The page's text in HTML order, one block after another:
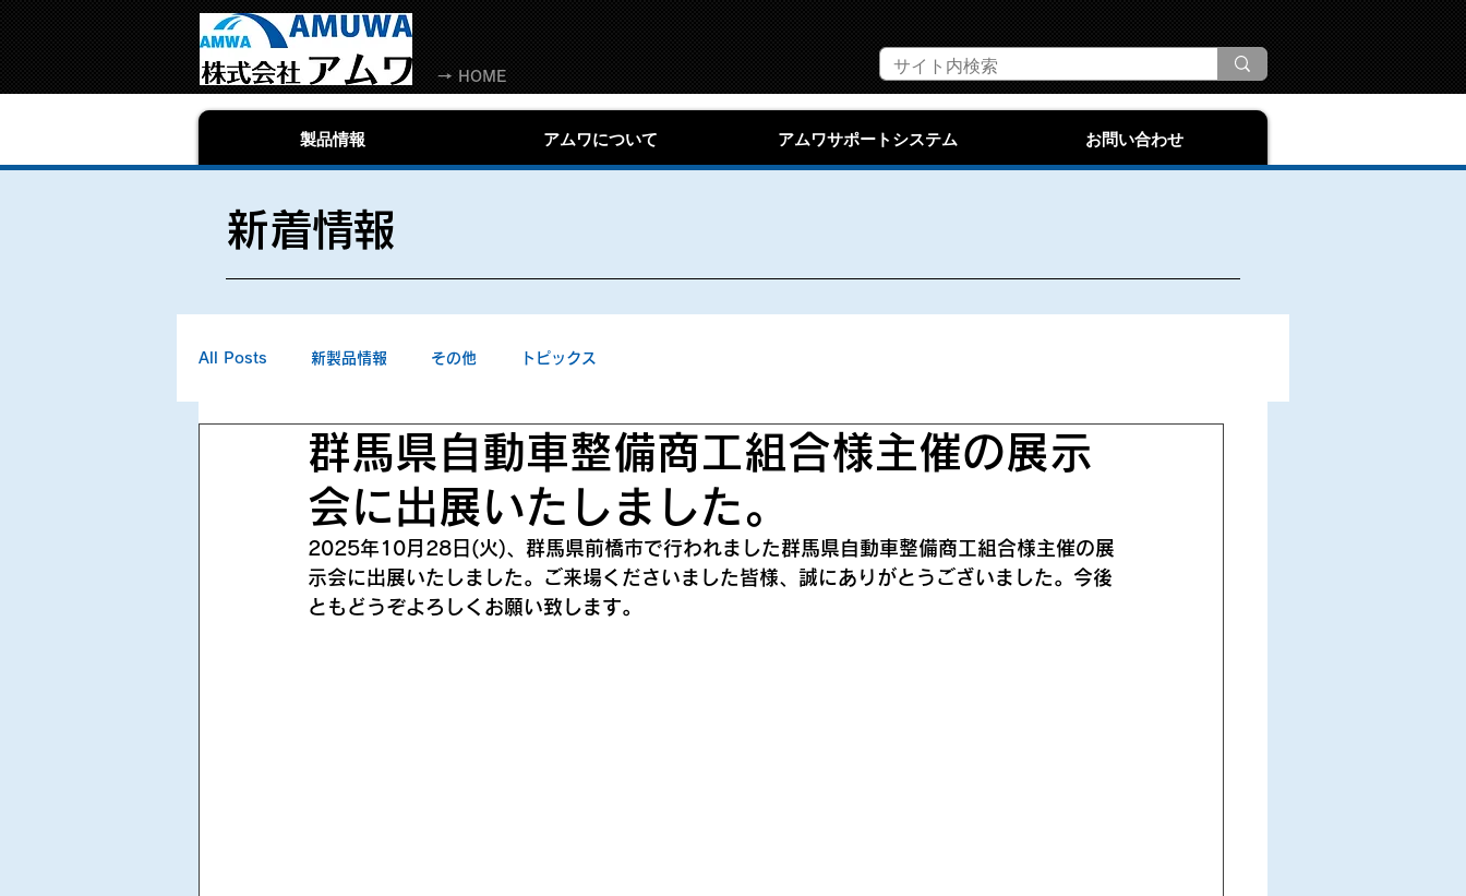
→ HOME
製品情報 アムワについて アムワサポートシステム お問い合わせ
​新着情報
All Posts 新製品情報 その他 トピックス
群馬県自動車整備商工組合様主催の展示
会に出展いたしました。
2025年10月28日(火)、群馬県前橋市で行われました群馬県自動車整備商工組合様主催の展
示会に出展いたしました。ご来場くださいました皆様、誠にありがとうございました。今後
ともどうぞよろしくお願い致します。